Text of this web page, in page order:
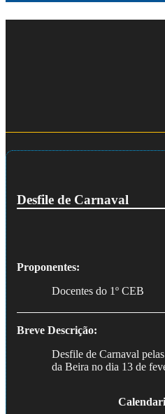
Desfile de Carnaval
Proponentes:
Docentes do 1º CEB
Breve Descrição:
Desfile de Carnaval
da Beira no dia 13 de